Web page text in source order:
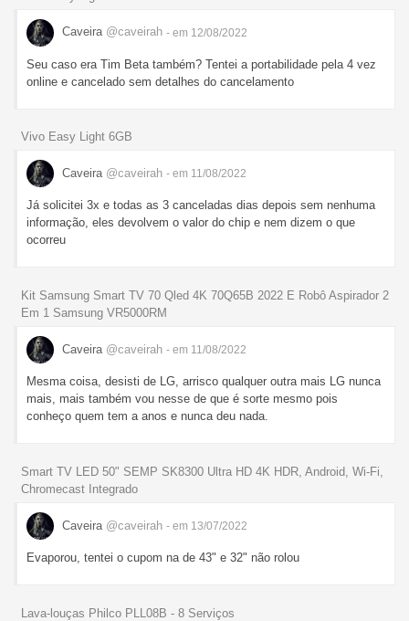
Caveira @caveirah - em 12/08/2022
Seu caso era Tim Beta também? Tentei a portabilidade pela 4 vez
online e cancelado sem detalhes do cancelamento
Vivo Easy Light 6GB
Caveira @caveirah - em 11/08/2022
Já solicitei 3x e todas as 3 canceladas dias depois sem nenhuma
informação, eles devolvem o valor do chip e nem dizem o que
ocorreu
Kit Samsung Smart TV 70 Qled 4K 70Q65B 2022 E Robô Aspirador 2
Em 1 Samsung VR5000RM
Caveira @caveirah - em 11/08/2022
Mesma coisa, desisti de LG, arrisco qualquer outra mais LG nunca
mais, mais também vou nesse de que é sorte mesmo pois
conheço quem tem a anos e nunca deu nada.
Smart TV LED 50" SEMP SK8300 Ultra HD 4K HDR, Android, Wi-Fi,
Chromecast Integrado
Caveira @caveirah - em 13/07/2022
Evaporou, tentei o cupom na de 43" e 32" não rolou
Lava-louças Philco PLL08B - 8 Serviços